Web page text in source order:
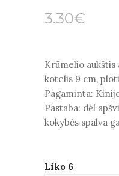
3.30€
Krūmelio aukštis
kotelis 9 cm,
Pagaminta:
Pastaba: dėl
kokybės spalva
Liko 6